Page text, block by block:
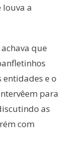
a
que
e o
para
as
com